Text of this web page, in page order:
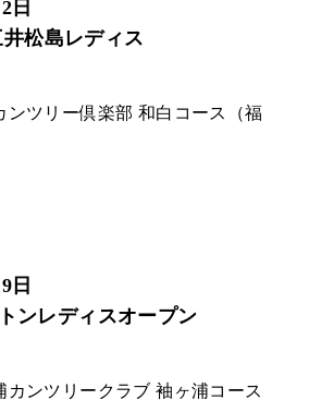
日
松島レディス
ンツリー倶楽部 和白コース（福
日
ンレディスオープン
カンツリークラブ 袖ヶ浦コース